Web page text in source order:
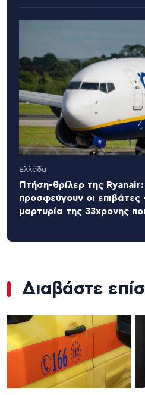
Ελλάδα
Πτήση-θρίλερ της
προσφεύγουν οι επιβάτες
μαρτυρία της 33χρονης
Διαβάστε